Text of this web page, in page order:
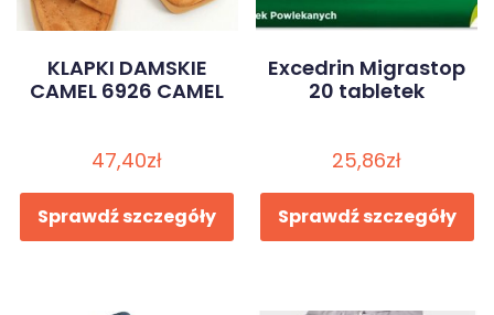
KLAPKI DAMSKIE
CAMEL 6926 CAMEL
47,40zł
Sprawdź szczegóły
Excedrin Migrastop
20 tabletek
25,86zł
Sprawdź szczegóły